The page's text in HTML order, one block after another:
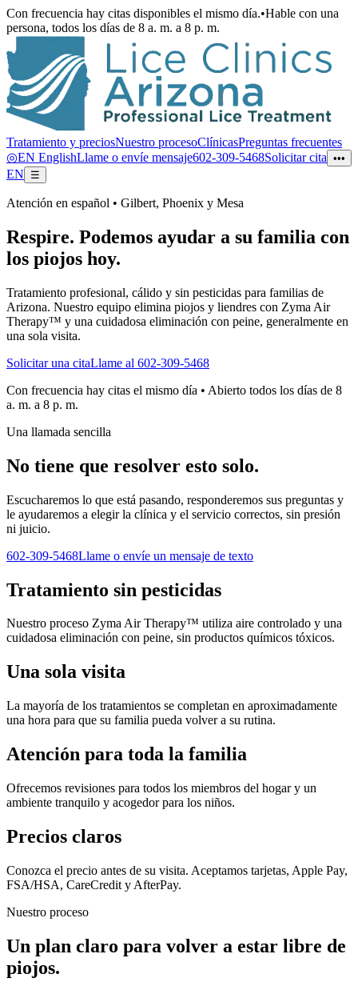
Con frecuencia hay citas disponibles el mismo día.•Hable con una
persona, todos los días de 8 a. m. a 8 p. m.
Tratamiento y preciosNuestro procesoClínicasPreguntas frecuentes
◎EN EnglishLlame o envíe mensaje602-309-5468Solicitar cita •••
EN ☰
Atención en español • Gilbert, Phoenix y Mesa
Respire. Podemos ayudar a su familia con
los piojos hoy.
Tratamiento profesional, cálido y sin pesticidas para familias de
Arizona. Nuestro equipo elimina piojos y liendres con Zyma Air
Therapy™ y una cuidadosa eliminación con peine, generalmente en
una sola visita.
Solicitar una citaLlame al 602-309-5468
Con frecuencia hay citas el mismo día • Abierto todos los días de 8
a. m. a 8 p. m.
Una llamada sencilla
No tiene que resolver esto solo.
Escucharemos lo que está pasando, responderemos sus preguntas y
le ayudaremos a elegir la clínica y el servicio correctos, sin presión
ni juicio.
602-309-5468Llame o envíe un mensaje de texto
Tratamiento sin pesticidas
Nuestro proceso Zyma Air Therapy™ utiliza aire controlado y una
cuidadosa eliminación con peine, sin productos químicos tóxicos.
Una sola visita
La mayoría de los tratamientos se completan en aproximadamente
una hora para que su familia pueda volver a su rutina.
Atención para toda la familia
Ofrecemos revisiones para todos los miembros del hogar y un
ambiente tranquilo y acogedor para los niños.
Precios claros
Conozca el precio antes de su visita. Aceptamos tarjetas, Apple Pay,
FSA/HSA, CareCredit y AfterPay.
Nuestro proceso
Un plan claro para volver a estar libre de
piojos.